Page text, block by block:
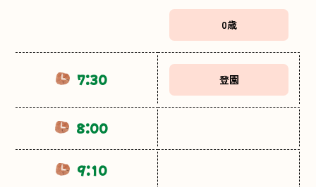
0歳
7:30 登園
8:00
9:10